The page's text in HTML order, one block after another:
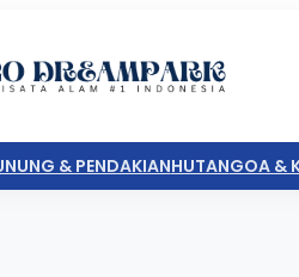
& PENDAKIANHUTANGOA &